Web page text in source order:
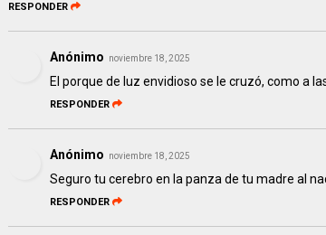
RESPONDER
Anónimo noviembre 18, 2025
El porque de luz envidioso se le cruzó, como a
RESPONDER
Anónimo noviembre 18, 2025
Seguro tu cerebro en la panza de tu madre al
RESPONDER